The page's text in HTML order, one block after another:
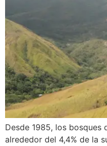
Desde 1985, los bosques
alrededor del 4,4% de la